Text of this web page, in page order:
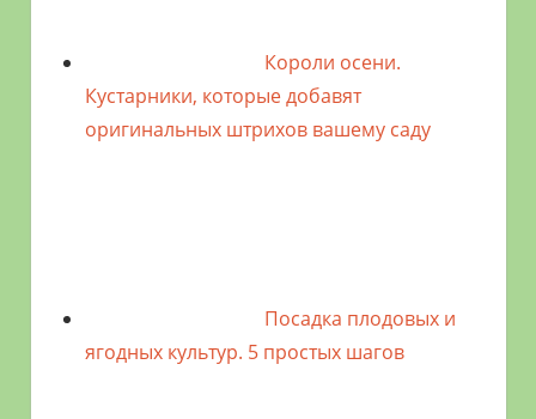
Короли осени.
Кустарники, которые добавят
оригинальных штрихов вашему саду
Посадка плодовых и
ягодных культур. 5 простых шагов